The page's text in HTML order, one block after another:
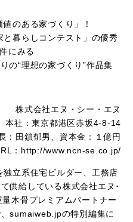
のある家づくり」！
と暮らしコンテスト」の優秀
にみる
の“理想の家づくり”作品集
株式会社エヌ・シー・エヌ
本社：東京都港区赤坂4-8-14
：田鎖郁男、資本金：１億円
：http://www.ncn-se.co.jp/
立系住宅ビルダー、工務店
供給している株式会社エヌ･
木骨プレミアムパートナー
sumaiweb.jpの特別編集に